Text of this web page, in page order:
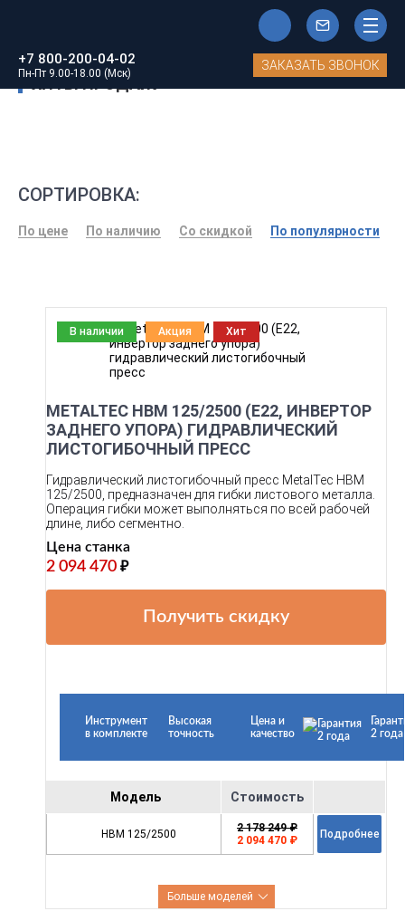
+7 800-200-04-02
Пн-Пт 9.00-18.00 (Мск)
ЗАКАЗАТЬ ЗВОНОК
ХИТЫ ПРОДАЖ
СОРТИРОВКА:
По цене По наличию Со скидкой По популярности
В наличии Акция Хит
METALTEC HBM 125/2500 (Е22, ИНВЕРТОР
ЗАДНЕГО УПОРА) ГИДРАВЛИЧЕСКИЙ
ЛИСТОГИБОЧНЫЙ ПРЕСС
Гидравлический листогибочный пресс MetalTec HBM
125/2500, предназначен для гибки листового металла.
Операция гибки может выполняться по всей рабочей
длине, либо сегментно.
Цена станка
2 094 470 ₽
Получить скидку
Инструмент
в комплекте
Высокая
точность
Цена и
качество
2 года
Модель Стоимость
HBM 125/2500
2 178 249 ₽
2 094 470 ₽
Подробнее
Больше моделей